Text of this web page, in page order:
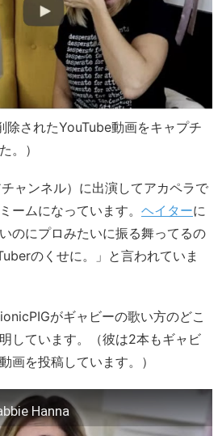
除されたYouTube動画をキャプチ
。）
ャンネル）に出演してアカペラで
ームになっています。 ヘイターに
のにプロみたいに振る舞ってるの
のくせに。」と言われていま
がギャビーの歌い方のどこ
しています。（彼は2本もギャビ
画を投稿しています。）
Hanna